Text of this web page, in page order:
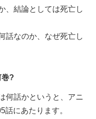
、結論としては死亡し
話なのか、なぜ死亡し
巻?
何話かというと、アニ
話にあたります。